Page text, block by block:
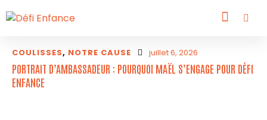
COULISSES, NOTRE CAUSE juillet 6, 2026
PORTRAIT D’AMBASSADEUR : POURQUOI MAËL S’ENGAGE POUR DÉFI
ENFANCE